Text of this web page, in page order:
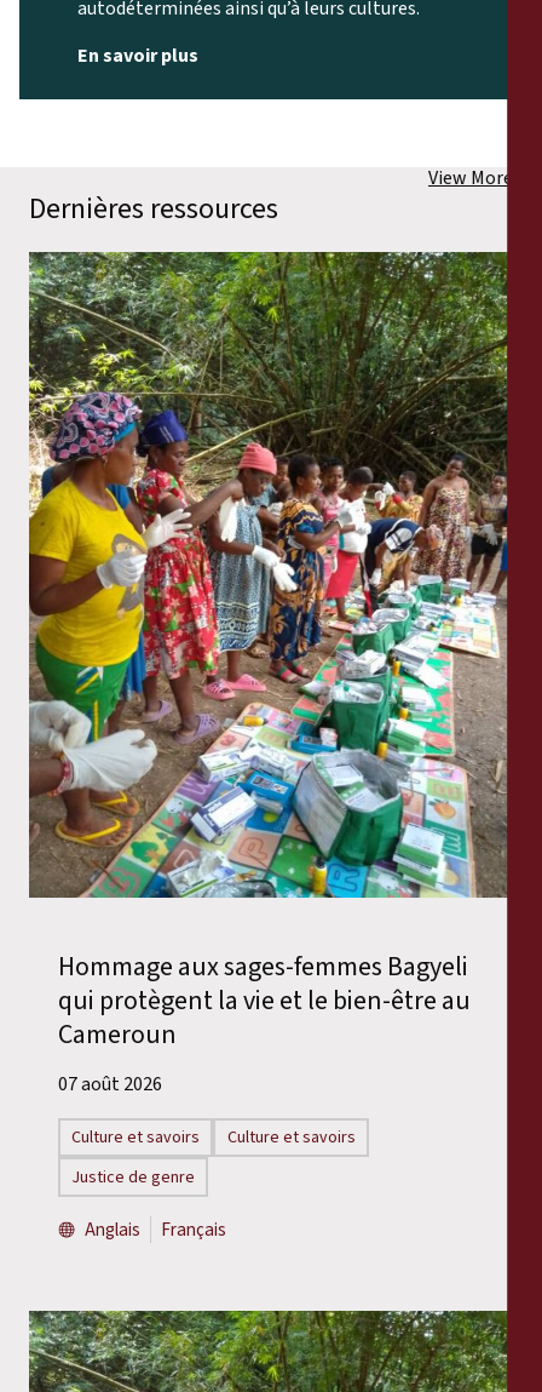
autodéterminées ainsi qu’à leurs cultures.
En savoir plus
Dernières ressources
View More
Hommage aux sages-femmes Bagyeli
qui protègent la vie et le bien-être au
Cameroun
07 août 2026
Culture et savoirs
Culture et savoirs
Justice de genre
Anglais Français